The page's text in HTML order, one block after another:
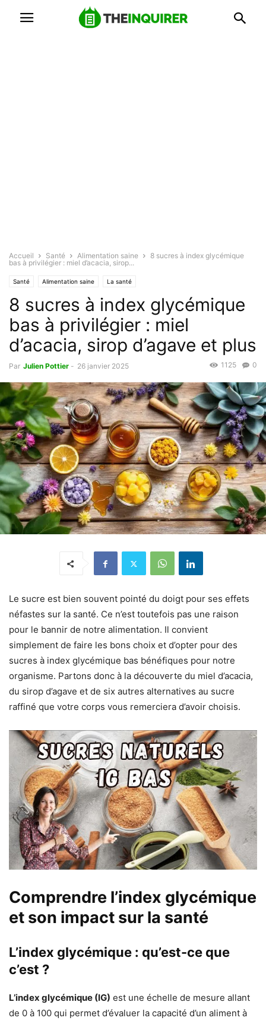
Accueil Santé Alimentation saine
8 sucres à index glycémique
bas à privilégier : miel d’acacia, sirop...
Santé Alimentation saine La santé
8 sucres à index glycémique
bas à privilégier : miel
d’acacia, sirop d’agave et plus
Par Julien Pottier - 26 janvier 2025 0
1125
Le sucre est bien souvent pointé du doigt pour ses effets
néfastes sur la santé. Ce n’est toutefois pas une raison
pour le bannir de notre alimentation. Il convient
simplement de faire les bons choix et d’opter pour des
sucres à index glycémique bas bénéfiques pour notre
organisme. Partons donc à la découverte du miel d’acacia,
du sirop d’agave et de six autres alternatives au sucre
raffiné que votre corps vous remerciera d’avoir choisis.
Comprendre l’index glycémique
et son impact sur la santé
L’index glycémique : qu’est-ce que
c’est ?
L’index glycémique (IG) est une échelle de mesure allant
de 0 à 100 qui permet d’évaluer la capacité d’un aliment à